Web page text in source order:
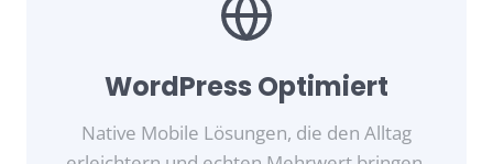
WordPress Optimiert
Native Mobile Lösungen, die den Alltag